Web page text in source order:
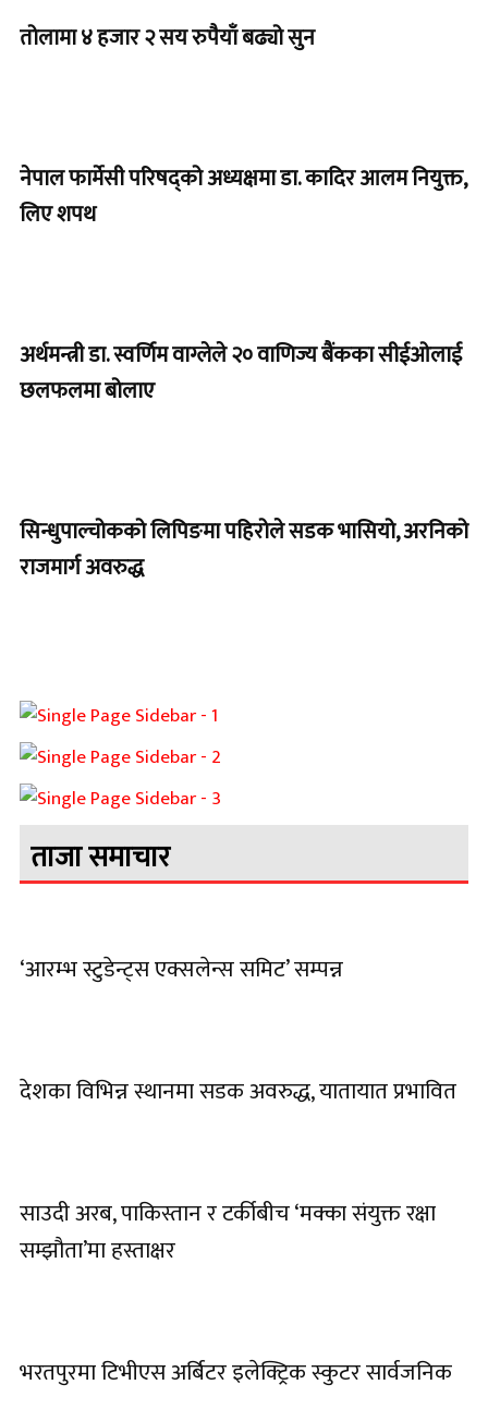
तोलामा ४ हजार २ सय रुपैयाँ बढ्यो सुन
नेपाल फार्मेसी परिषद्को अध्यक्षमा डा. कादिर आलम नियुक्त,
लिए शपथ
अर्थमन्त्री डा. स्वर्णिम वाग्लेले २० वाणिज्य बैंकका सीईओलाई
छलफलमा बोलाए
सिन्धुपाल्चोकको लिपिङमा पहिरोले सडक भासियो, अरनिको
राजमार्ग अवरुद्ध
ताजा समाचार
‘आरम्भ स्टुडेन्ट्स एक्सलेन्स समिट’ सम्पन्न
देशका विभिन्न स्थानमा सडक अवरुद्ध, यातायात प्रभावित
साउदी अरब, पाकिस्तान र टर्कीबीच ‘मक्का संयुक्त रक्षा
सम्झौता’मा हस्ताक्षर
भरतपुरमा टिभीएस अर्बिटर इलेक्ट्रिक स्कुटर सार्वजनिक